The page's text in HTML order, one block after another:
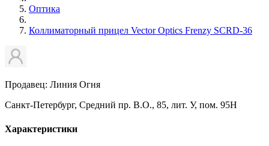
Оптика
Коллиматорный прицел Vector Optics Frenzy SCRD-36
Продавец: Линия Огня
Санкт-Петербург, Средний пр. В.О., 85, лит. У, пом. 95Н
Характеристики